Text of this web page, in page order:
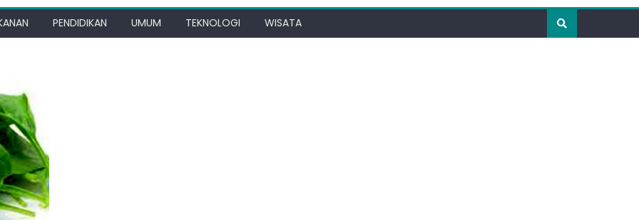
PENDIDIKAN UMUM TEKNOLOGI WISATA